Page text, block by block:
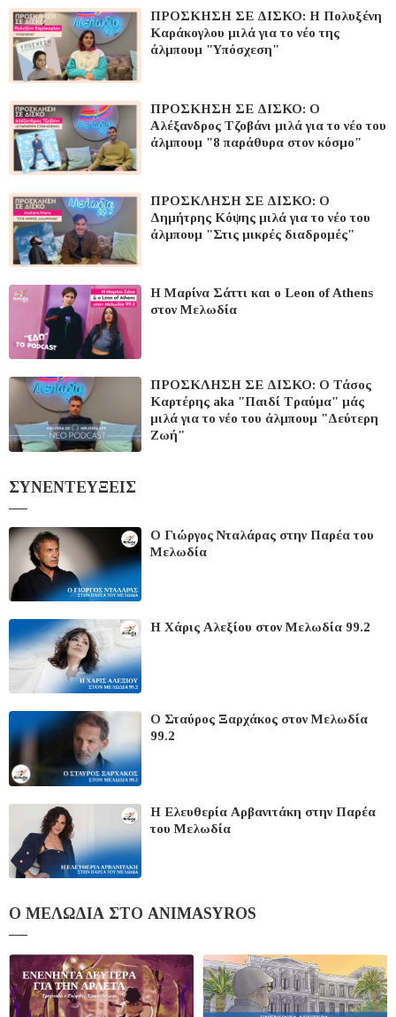
ΠΡΟΣΚΗΣΗ ΣΕ ΔΙΣΚΟ: H Πολυξένη
Καράκογλου μιλά για το νέο της
άλμπουμ "Υπόσχεση"
ΠΡΟΣΚΗΣΗ ΣΕ ΔΙΣΚΟ: O
Αλέξανδρος Τζοβάνι μιλά για το νέο του
άλμπουμ "8 παράθυρα στον κόσμο"
ΠΡΟΣΚΛΗΣΗ ΣΕ ΔΙΣΚΟ: Ο
Δημήτρης Κόψης μιλά για το νέο του
άλμπουμ "Στις μικρές διαδρομές"
Η Μαρίνα Σάττι και ο Leon of Athens
στον Μελωδία
ΠΡΟΣΚΛΗΣΗ ΣΕ ΔΙΣΚΟ: O Τάσος
Καρτέρης aka "Παιδί Τραύμα" μάς
μιλά για το νέο του άλμπουμ "Δεύτερη
Ζωή"
ΣΥΝΕΝΤΕΥΞΕΙΣ
Ο Γιώργος Νταλάρας στην Παρέα του
Μελωδία
Η Χάρις Αλεξίου στον Μελωδία 99.2
O Σταύρος Ξαρχάκος στον Μελωδία
99.2
H Ελευθερία Αρβανιτάκη στην Παρέα
του Μελωδία
Ο ΜΕΛΩΔΙΑ ΣΤΟ ANIMASYROS